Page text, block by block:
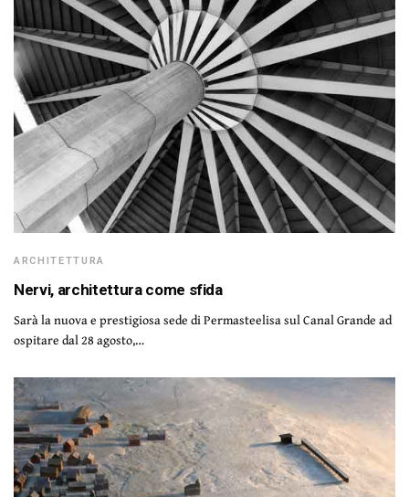
ARCHITETTURA
Nervi, architettura come sfida
Sarà la nuova e prestigiosa sede di Permasteelisa sul Canal Grande ad
ospitare dal 28 agosto,…